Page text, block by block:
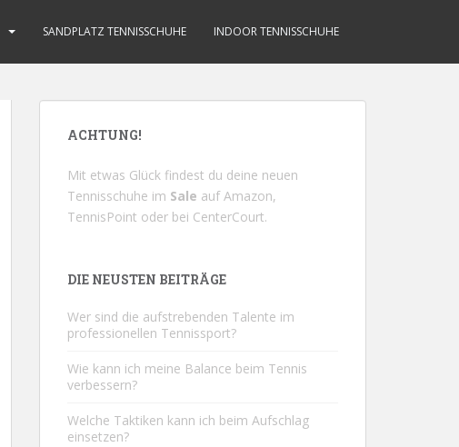
SANDPLATZ TENNISSCHUHE INDOOR TENNISSCHUHE
ACHTUNG!
Mit etwas Glück findest du deine neuen
Tennisschuhe im Sale aufAmazon,
TennisPoint oder bei CenterCourt.
DIE NEUSTEN BEITRÄGE
Wer sind die aufstrebenden Talente im
professionellen Tennissport?
Wie kann ich meine Balance beim Tennis
verbessern?
Welche Taktiken kann ich beim Aufschlag
einsetzen?